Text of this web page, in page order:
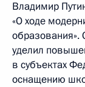
Владимир
«О ходе
образования».
уделил
в субъектах
оснащению